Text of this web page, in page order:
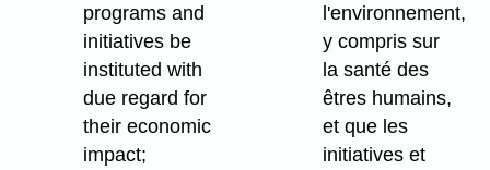
programs and
initiatives be
instituted with
due regard for
their economic
impact;
l'environnement,
y compris sur
la santé des
êtres humains,
et que les
initiatives et